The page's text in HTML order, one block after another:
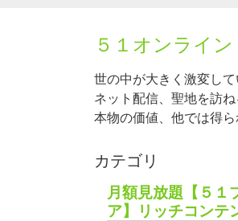
５１オンライ
世の中が大きく激変し
ネット配信、聖地を訪
本物の価値、他では得
カテゴリ
月額見放題【５１
ア】リッチコンテ